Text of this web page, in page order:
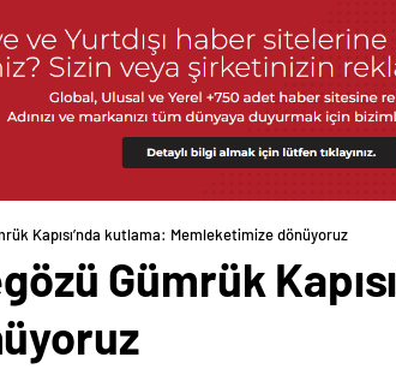
Kapısı’nda kutlama: Memleketimize dönüyoruz
Gümrük